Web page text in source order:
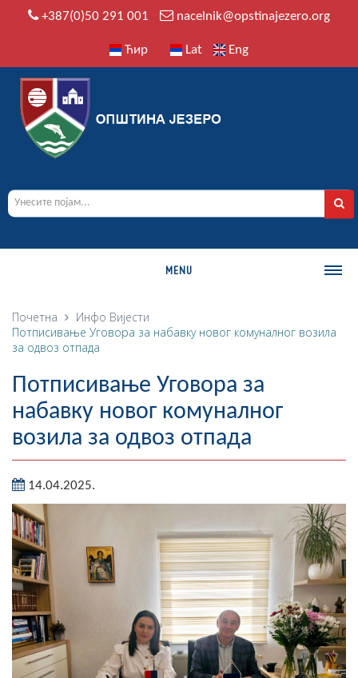
+387(0)50 291 001 nacelnik@opstinajezero.org
Ћир Lat Eng
MENU
О ОПШТИНИ
Историја
Географија
Насељена мјеста
Занимљивости
Фотогалерија
НАЧЕЛНИК
О Начелнику
Замјеник начелника
Извјештај о раду начелника
СКУПШТИНА
Почетна Инфо Вијести
Потписивање Уговора за набавку новог комуналног возила
за одвоз отпада
Потписивање Уговора за
набавку новог комуналног
возила за одвоз отпада
14.04.2025.